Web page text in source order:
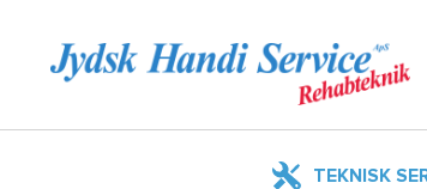
TEKNISK